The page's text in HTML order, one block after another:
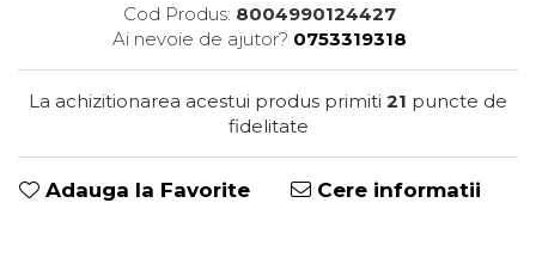
Cod Produs: 8004990124427
Ai nevoie de ajutor? 0753319318
La achizitionarea acestui produs primiti 21 puncte de
fidelitate
Adauga la Favorite Cere informatii